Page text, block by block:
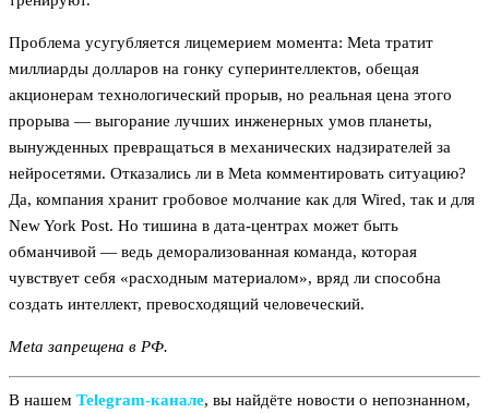
Проблема усугубляется лицемерием момента: Meta тратит
миллиарды долларов на гонку суперинтеллектов, обещая
акционерам технологический прорыв, но реальная цена этого
прорыва — выгорание лучших инженерных умов планеты,
вынужденных превращаться в механических надзирателей за
нейросетями. Отказались ли в Meta комментировать ситуацию?
Да, компания хранит гробовое молчание как для Wired, так и для
New York Post. Но тишина в дата-центрах может быть
обманчивой — ведь деморализованная команда, которая
чувствует себя «расходным материалом», вряд ли способна
создать интеллект, превосходящий человеческий.
Meta запрещена в РФ.
В нашем Telegram‑канале, вы найдёте новости о непознанном,